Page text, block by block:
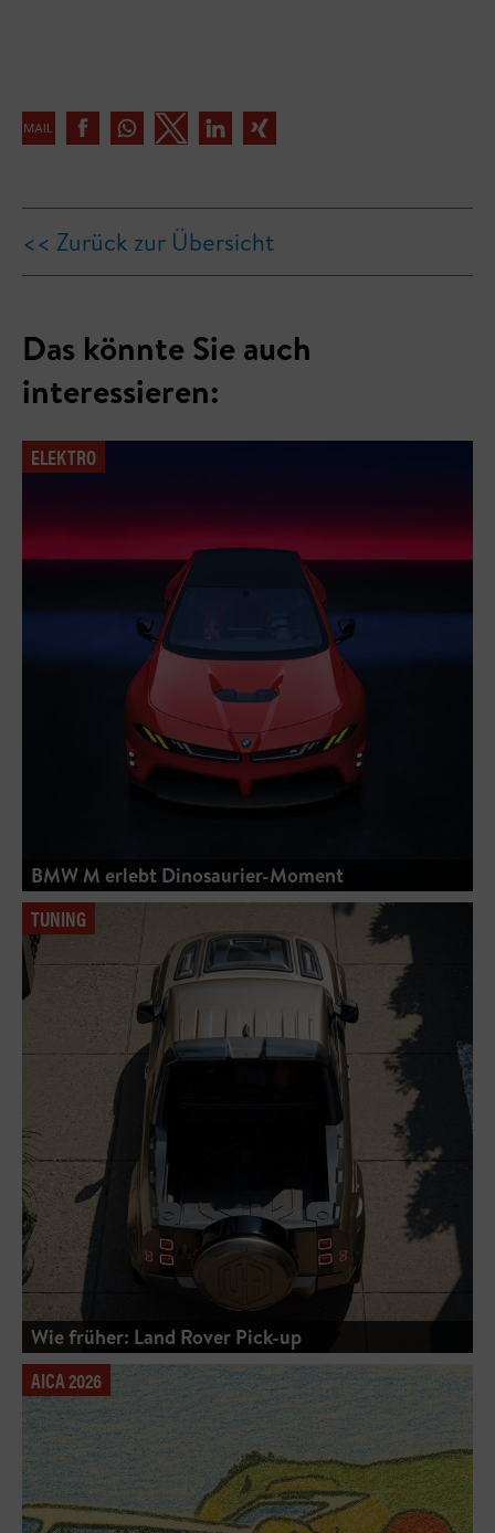
<< Zurück zur Übersicht
Das könnte Sie auch
interessieren:
ELEKTRO
BMW M erlebt Dinosaurier-Moment
TUNING
Wie früher: Land Rover Pick-up
AICA 2026